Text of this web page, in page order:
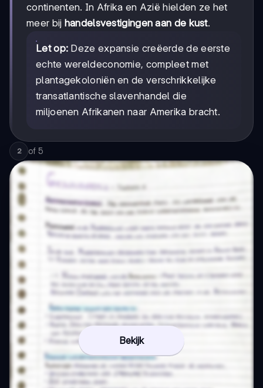
continenten. In Afrika en Azië hielden ze het
meer bij handelsvestigingen aan de kust.
Let op: Deze expansie creëerde de eerste
echte wereldeconomie, compleet met
plantagekoloniën en de verschrikkelijke
transatlantische slavenhandel die
miljoenen Afrikanen naar Amerika bracht.
2 of 5
Bekijk